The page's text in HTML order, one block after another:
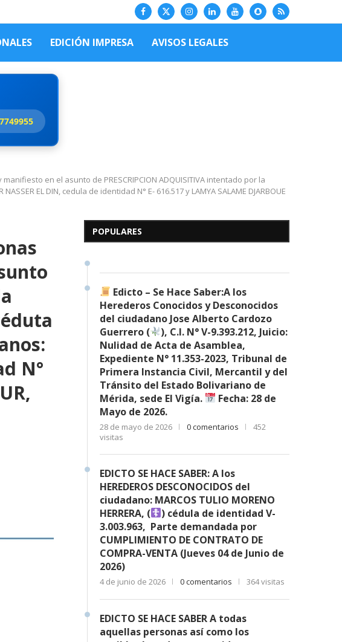
EDICIÓN IMPRESA AVISOS LEGALES
en el asunto de PRESCRIPCION ADQUISITIVA intentado por la
EL DIN, cedula de identidad N° E- 616.517 y LAMYA SALAME DJARBOUE
N°
POPULARES
Edicto – Se Hace Saber: A
Desconocidos del...
7 de mayo de 2026
Edicto – Se Hace Saber:A los
Herederos Conocidos y Desconocidos
del ciudadano Jose Alberto Cardozo
Guerrero (
), C.I. N° V-9.393.212, Juicio:
Nulidad de Acta de Asamblea,
Expediente N° 11.353-2023, Tribunal de
Primera Instancia Civil, Mercantil y del
Tránsito del Estado Bolivariano de
Mérida, sede El Vigía.
Fecha: 28 de
Mayo de 2026.
28 de mayo de 2026 0 comentarios
452
visitas
EDICTO SE HACE SABER: A los
HEREDEROS DESCONOCIDOS del
ciudadano: MARCOS TULIO MORENO
HERRERA, (
) cédula de identidad V-
3.003.963, Parte demandada por
CUMPLIMIENTO DE CONTRATO DE
COMPRA-VENTA (Jueves 04 de Junio de
2026)
4 de junio de 2026 0 comentarios 364 visitas
EDICTO SE HACE SABER A todas
aquellas personas así como los